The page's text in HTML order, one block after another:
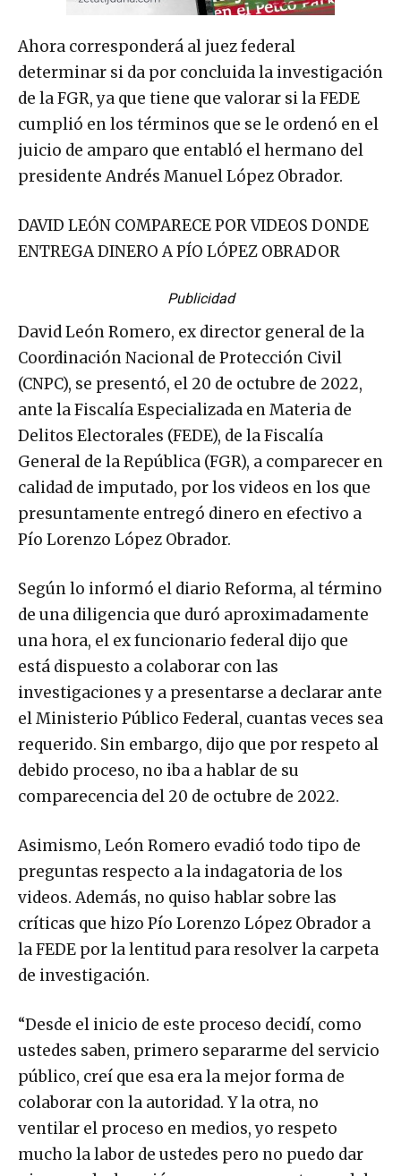
Ahora corresponderá al juez federal
determinar si da por concluida la investigación
de la FGR, ya que tiene que valorar si la FEDE
cumplió en los términos que se le ordenó en el
juicio de amparo que entabló el hermano del
presidente Andrés Manuel López Obrador.
DAVID LEÓN COMPARECE POR VIDEOS DONDE
ENTREGA DINERO A PÍO LÓPEZ OBRADOR
Publicidad
David León Romero, ex director general de la
Coordinación Nacional de Protección Civil
(CNPC), se presentó, el 20 de octubre de 2022,
ante la Fiscalía Especializada en Materia de
Delitos Electorales (FEDE), de la Fiscalía
General de la República (FGR), a comparecer en
calidad de imputado, por los videos en los que
presuntamente entregó dinero en efectivo a
Pío Lorenzo López Obrador.
Según lo informó el diario Reforma, al término
de una diligencia que duró aproximadamente
una hora, el ex funcionario federal dijo que
está dispuesto a colaborar con las
investigaciones y a presentarse a declarar ante
el Ministerio Público Federal, cuantas veces sea
requerido. Sin embargo, dijo que por respeto al
debido proceso, no iba a hablar de su
comparecencia del 20 de octubre de 2022.
Asimismo, León Romero evadió todo tipo de
preguntas respecto a la indagatoria de los
videos. Además, no quiso hablar sobre las
críticas que hizo Pío Lorenzo López Obrador a
la FEDE por la lentitud para resolver la carpeta
de investigación.
“Desde el inicio de este proceso decidí, como
ustedes saben, primero separarme del servicio
público, creí que esa era la mejor forma de
colaborar con la autoridad. Y la otra, no
ventilar el proceso en medios, yo respeto
mucho la labor de ustedes pero no puedo dar
ninguna declaración, soy muy respetuoso del